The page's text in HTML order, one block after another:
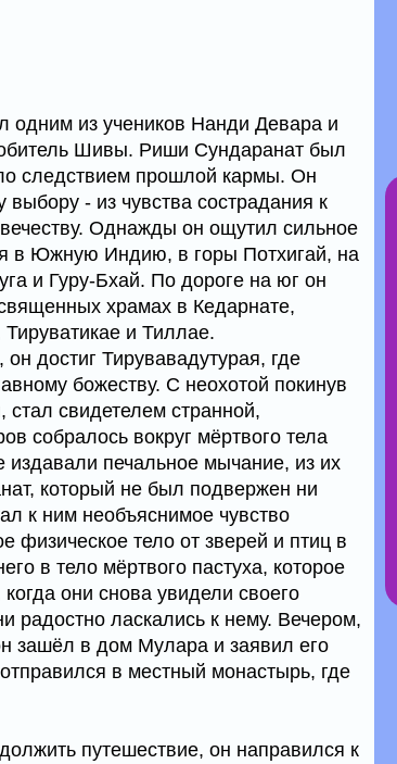
из учеников Нанди Девара и
Шивы. Риши Сундаранат был
следствием прошлой кармы. Он
- из чувства сострадания к
Однажды он ощутил сильное
в Южную Индию, в горы Потхигай, на
и Гуру-Бхай. По дороге на юг он
храмах в Кедарнате,
и Тиллае.
достиг Тирувавадутурая, где
божеству. С неохотой покинув
свидетелем странной,
собралось вокруг мёртвого тела
печальное мычание, из их
который не был подвержен ни
к ним необъяснимое чувство
физическое тело от зверей и птиц в
в тело мёртвого пастуха, которое
они снова увидели своего
радостно ласкались к нему. Вечером,
зашёл в дом Мулара и заявил его
в местный монастырь, где
путешествие, он направился к